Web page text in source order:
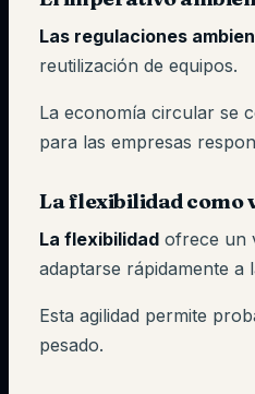
Las regulaciones
reutilización de equipos.
La economía circular se
para las empresas
La flexibilidad como
La flexibilidad ofrece un
adaptarse rápidamente a
Esta agilidad permite
pesado.